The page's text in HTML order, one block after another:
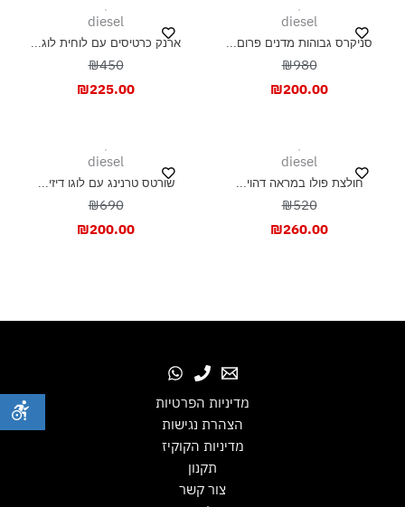
diesel
סניקרס גבוהות מדנים פרום...
₪980
₪200.00
diesel
ארנק כרטיסים עם לוחית לוג...
₪450
₪225.00
diesel
חולצת פולו במראה דהוי...
₪520
₪260.00
diesel
שורטס טרנינג עם לוגו דיזי...
₪690
₪200.00
מדיניות הפרטיות
הצהרת נגישות
מדיניות הקוקיז
תקנון
צור קשר